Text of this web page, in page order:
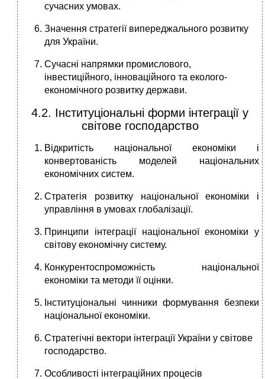
сучасних умовах.
Значення стратегії випереджального розвитку
для України.
Сучасні напрямки промислового,
інвестиційного, інноваційного та еколого-
економічного розвитку держави.
4.2. Інституціональні форми інтеграції у
світове господарство
Відкритість національної економіки і
конвертованість моделей національних
економічних систем.
Стратегія розвитку національної економіки і
управління в умовах глобалізації.
Принципи інтеграції національної економіки у
світову економічну систему.
Конкурентоспроможність національної
економіки та методи її оцінки.
Інституціональні чинники формування безпеки
національної економіки.
Стратегічні вектори інтеграції України у світове
господарство.
Особливості інтеграційних процесів